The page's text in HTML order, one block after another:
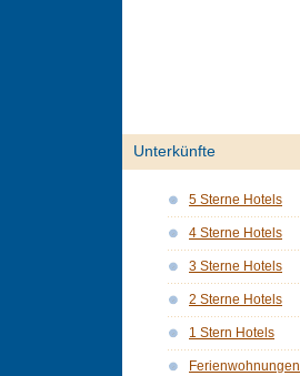
Unterkünfte
5 Sterne Hotels
4 Sterne Hotels
3 Sterne Hotels
2 Sterne Hotels
1 Stern Hotels
Ferienwohnungen